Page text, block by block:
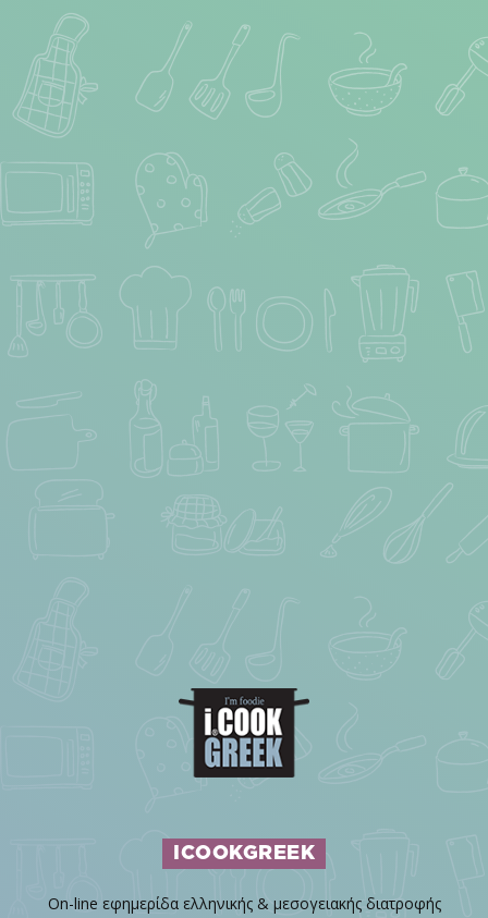
ICOOKGREEK
On-line εφημερίδα ελληνικής & μεσογειακής διατροφής